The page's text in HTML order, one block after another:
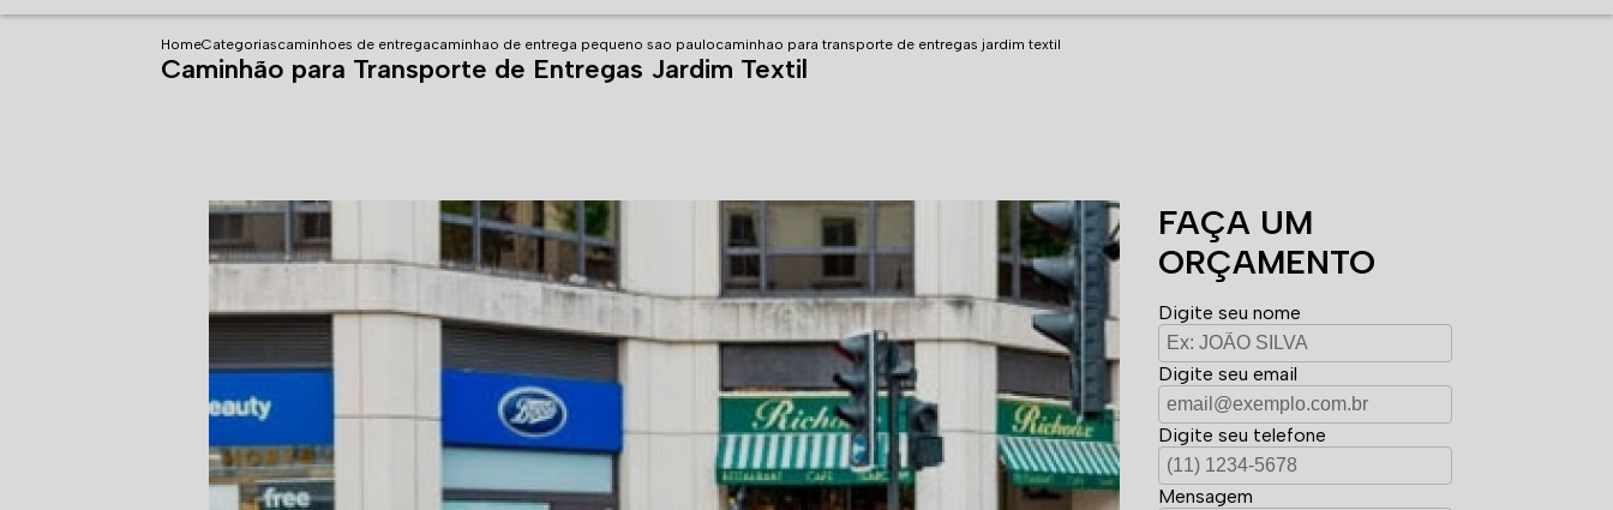
HomeCategoriascaminhoes de entregacaminhao de entrega pequeno sao paulocaminhao para transporte de entregas jardim textil
Caminhão para Transporte de Entregas Jardim Textil
FAÇA UM
ORÇAMENTO
Digite seu nome
Digite seu email
Digite seu telefone
Mensagem